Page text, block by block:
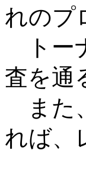
れのプ
トー
査を通
また
れば、